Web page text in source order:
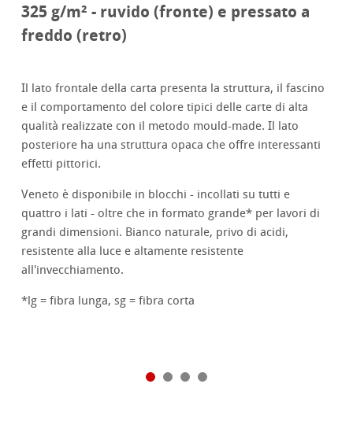
325 g/m² - ruvido (fronte) e pressato a
freddo (retro)
Il lato frontale della carta presenta la struttura, il fascino
e il comportamento del colore tipici delle carte di alta
qualità realizzate con il metodo mould-made. Il lato
posteriore ha una struttura opaca che offre interessanti
effetti pittorici.
Veneto è disponibile in blocchi - incollati su tutti e
quattro i lati - oltre che in formato grande* per lavori di
grandi dimensioni. Bianco naturale, privo di acidi,
resistente alla luce e altamente resistente
all'invecchiamento.
*lg = fibra lunga, sg = fibra corta